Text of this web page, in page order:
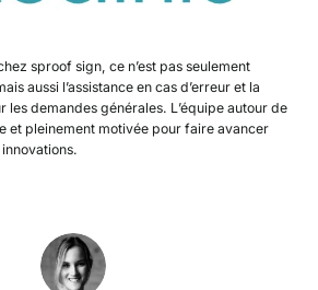
sproof sign, ce n’est pas seulement
aussi l’assistance en cas d’erreur et la
les demandes générales. L’équipe autour de
et pleinement motivée pour faire avancer